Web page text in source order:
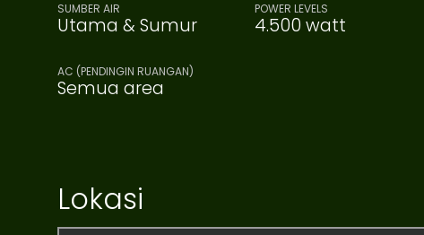
SUMBER AIR
Utama & Sumur
POWER LEVELS
4.500 watt
AC (PENDINGIN RUANGAN)
Semua area
Lokasi